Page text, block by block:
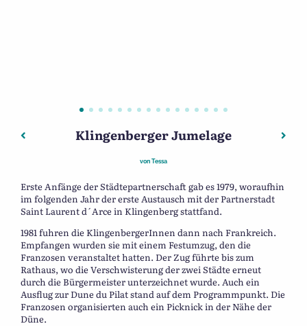
Beitragsnavigation
Vorheriger: Das alte Schloss
Klingenberger Jumelage
von Tessa
Erste Anfänge der Städtepartnerschaft gab es 1979, woraufhin
im folgenden Jahr der erste Austausch mit der Partnerstadt
Saint Laurent d´Arce in Klingenberg stattfand.
1981 fuhren die KlingenbergerInnen dann nach Frankreich.
Empfangen wurden sie mit einem Festumzug, den die
Franzosen veranstaltet hatten. Der Zug führte bis zum
Rathaus, wo die Verschwisterung der zwei Städte erneut
durch die Bürgermeister unterzeichnet wurde. Auch ein
Ausflug zur Dune du Pilat stand auf dem Programmpunkt. Die
Franzosen organisierten auch ein Picknick in der Nähe der
Düne.